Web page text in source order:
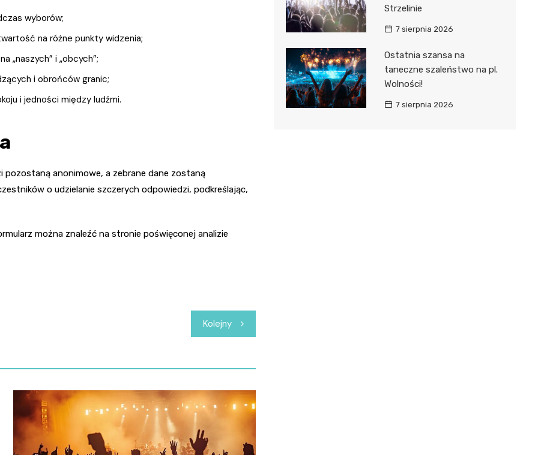
wyborów;
na różne punkty widzenia;
„naszych” i „obcych”;
i obrońców granic;
i jedności między ludźmi.
anonimowe, a zebrane dane zostaną
o udzielanie szczerych odpowiedzi, podkreślając,
można znaleźć na stronie poświęconej analizie
Kolejny
Strzelinie
7 sierpnia 2026
Ostatnia szansa na
taneczne szaleństwo na pl.
Wolności!
7 sierpnia 2026